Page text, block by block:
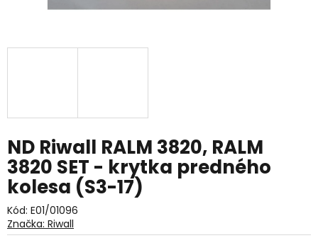
ND Riwall RALM 3820, RALM
3820 SET - krytka predného
kolesa (S3-17)
Kód: E01/01096
Značka: Riwall